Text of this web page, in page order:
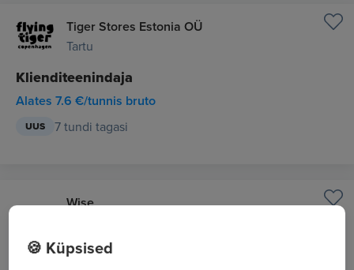
Tiger Stores Estonia OÜ
Tartu
Klienditeenindaja
Alates 7.6 €/tunnis bruto
UUS 7 tundi tagasi
Wise
Senior Software Engineer - Finance Core
🍪 Küpsised